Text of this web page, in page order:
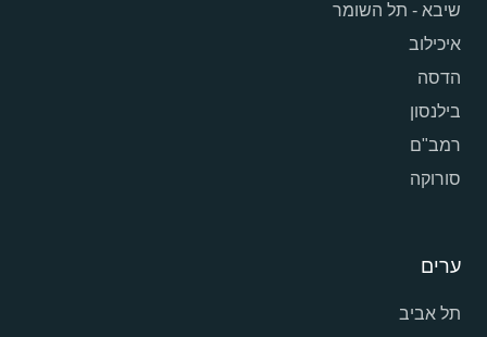
שיבא - תל השומר
איכילוב
הדסה
בילנסון
רמב"ם
סורוקה
ערים
תל אביב